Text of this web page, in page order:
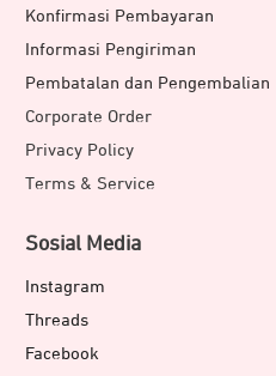
Konfirmasi Pembayaran
Informasi Pengiriman
Pembatalan dan Pengembalian
Corporate Order
Privacy Policy
Terms & Service
Sosial Media
Instagram
Threads
Facebook